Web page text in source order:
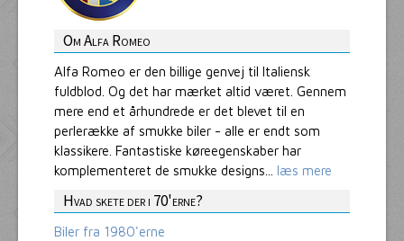
Om Alfa Romeo
Alfa Romeo er den billige genvej til Italiensk
fuldblod. Og det har mærket altid været. Gennem
mere end et århundrede er det blevet til en
perlerække af smukke biler - alle er endt som
klassikere. Fantastiske køreegenskaber har
komplementeret de smukke designs... læs mere
Hvad skete der i 70'erne?
Biler fra 1980'erne